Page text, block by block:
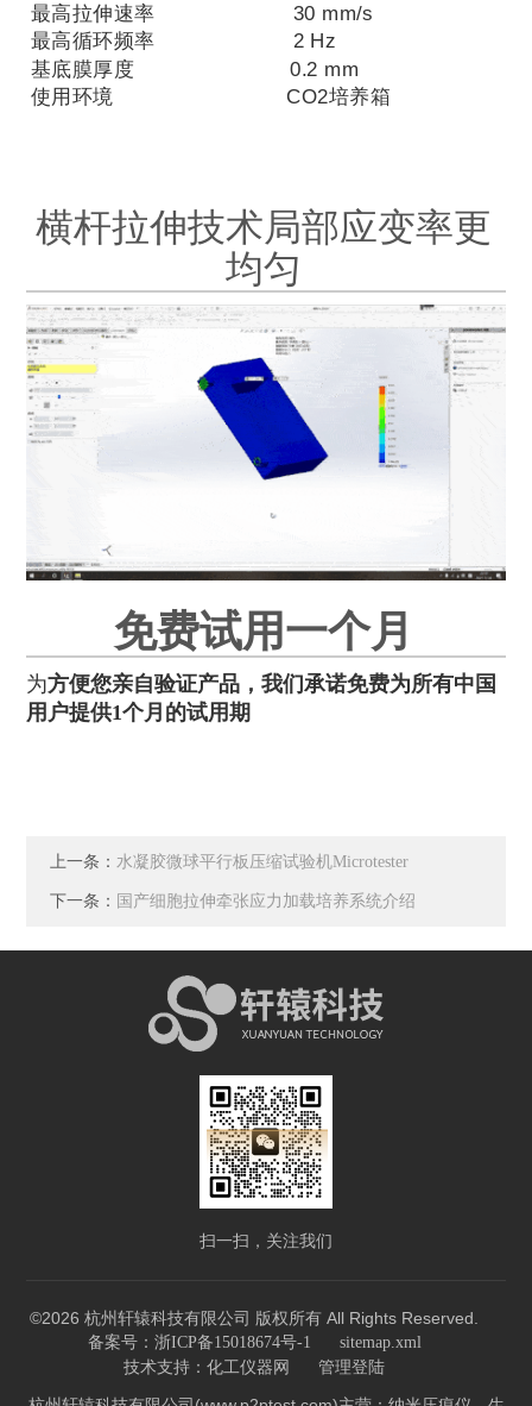
最高拉伸速率 30 mm/s
最高循环频率
2 Hz
基底膜厚度 0.2 mm
使用环境 CO2培养箱
横杆拉伸技术局部应变率更
均匀
免费试用一个月
为方便您亲自验证产品，我们承诺免费为所有中国
用户提供1个月的试用期
上一条： 水凝胶微球平行板压缩试验机Microtester
下一条： 国产细胞拉伸牵张应力加载培养系统介绍
扫一扫，关注我们
©2026 杭州轩辕科技有限公司 版权所有 All Rights Reserved.
备案号：浙ICP备15018674号-1 sitemap.xml
技术支持： 化工仪器网 管理登陆